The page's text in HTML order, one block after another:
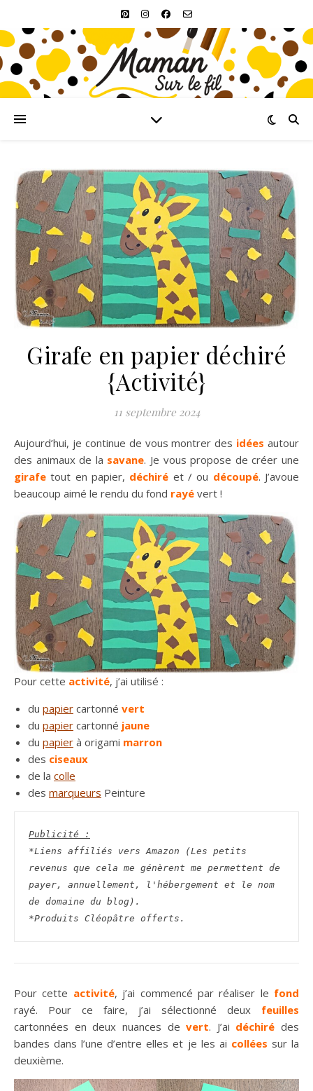
Girafe en papier déchiré
{Activité}
11 septembre 2024
Aujourd’hui, je continue de vous montrer des idées autour
des animaux de la savane. Je vous propose de créer une
girafe tout en papier, déchiré et / ou découpé. J’avoue
beaucoup aimé le rendu du fond rayé vert !
Pour cette activité, j’ai utilisé :
du papier cartonné vert
du papier cartonné jaune
du papier à origami marron
des ciseaux
de la colle
des marqueurs Peinture
Publicité :
*Liens affiliés vers Amazon (Les petits
revenus que cela me génèrent me permettent de
payer, annuellement, l'hébergement et le nom
de domaine du blog).
*Produits Cléopâtre offerts.
Pour cette activité, j’ai commencé par réaliser le fond
rayé. Pour ce faire, j’ai sélectionné deux feuilles
cartonnées en deux nuances devert. J’ai déchiré des
bandes dans l’une d’entre elles et je les ai collées sur la
deuxième.